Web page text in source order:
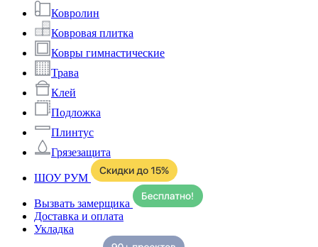
Ковролин
Ковровая плитка
Ковры гимнастические
Трава
Клей
Подложка
Плинтус
Грязезащита
ШОУ РУМ
Вызвать замерщика
Доставка и оплата
Укладка